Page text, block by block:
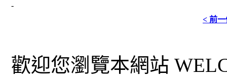
-
< 前一
歡迎您瀏覽本網站